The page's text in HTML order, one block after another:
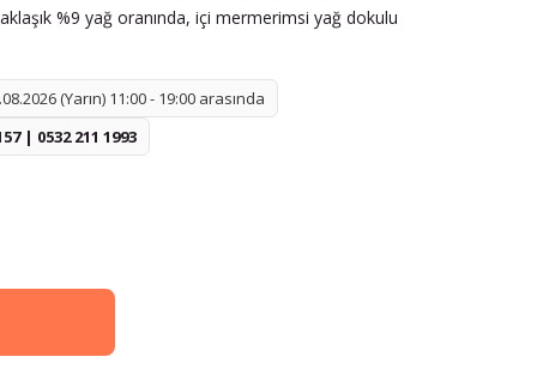
%9 yağ oranında, içi mermerimsi yağ dokulu
(Yarın) 11:00 - 19:00 arasında
| 0532 211 1993